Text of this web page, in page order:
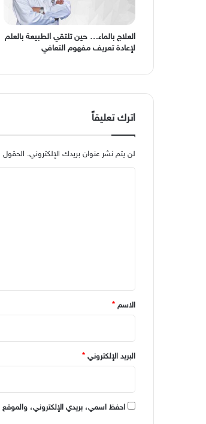
العلاج بالماء… حين تلتقي الطبيعة بالعلم
لإعادة تعريف مفهوم التعافي
اترك تعليقاً
لن يتم نشر عنوان بريدك الإلكتروني. الحقول
*
الاسم *
البريد الإلكتروني *
احفظ اسمي، بريدي الإلكتروني،